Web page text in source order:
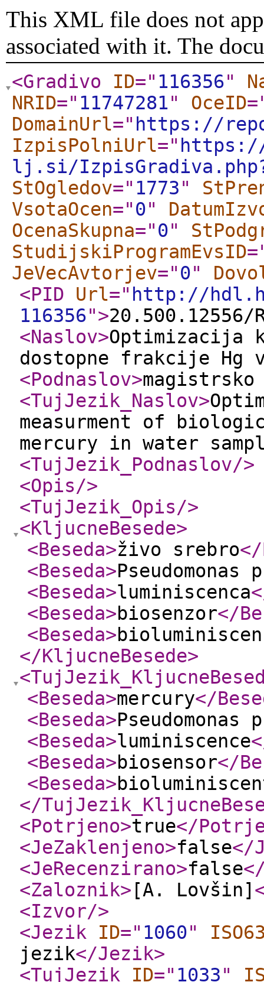
This XML file does not
associated with it. The
<Gradivo ID=" 116356"
NRID=" 11747281" OceID
DomainUrl=" https://
IzpisPolniUrl="
lj.si/
StOgledov=" 1773"
VsotaOcen="0"
OcenaSkupna="0"
StudijskiProgramEvsID
JeVecAvtorjev="0"
<PID
Url=" http://
116356">20.500.12556/
<Naslov>Optimizacija
dostopne frakcije Hg
<Podnaslov>magistrsko
<TujJezik_Naslov>
measurment of
mercury in water
<TujJezik_Podnaslov/>
<Opis/>
<TujJezik_Opis/>
<KljucneBesede>
<Beseda>živo srebro</
<Beseda>Pseudomonas
<Beseda>luminiscenca
<Beseda>biosenzor</
<Beseda>
</KljucneBesede>
<Beseda>mercury</
<Beseda>Pseudomonas
<Beseda>luminiscence
<Beseda>biosensor</
<Beseda>
</
<Potrjeno>true</
<JeZaklenjeno>false</
<JeRecenzirano>false
<Zaloznik> [A. Lovšin]
<Izvor/>
<Jezik
ID=" 1060"
jezik</Jezik>
<TujJezik
ID=" 1033"